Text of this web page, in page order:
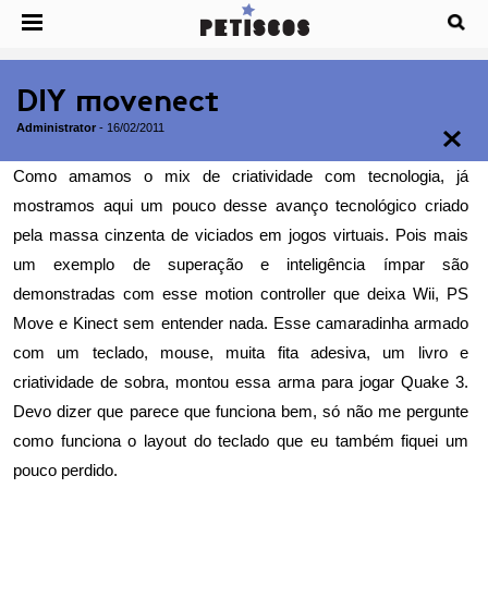
DIY movenect
Administrator - 16/02/2011
Como amamos o mix de criatividade com tecnologia, já
mostramos aquium pouco desse avanço tecnológico criado
pela massa cinzenta de viciados em jogos virtuais. Pois mais
um exemplo de superação e inteligência ímpar são
demonstradas com esse motion controller que deixa Wii, PS
Move e Kinect sem entender nada. Esse camaradinha armado
com um teclado, mouse, muita fita adesiva, um livro e
criatividade de sobra, montou essa arma para jogar Quake 3.
Devo dizer que parece que funciona bem, só não me pergunte
como funciona o layout do teclado que eu também fiquei um
pouco perdido.